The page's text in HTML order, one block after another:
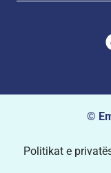
©
Politikat e